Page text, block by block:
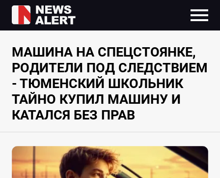
МАШИНА НА СПЕЦСТОЯНКЕ,
РОДИТЕЛИ ПОД СЛЕДСТВИЕМ
- ТЮМЕНСКИЙ ШКОЛЬНИК
ТАЙНО КУПИЛ МАШИНУ И
КАТАЛСЯ БЕЗ ПРАВ